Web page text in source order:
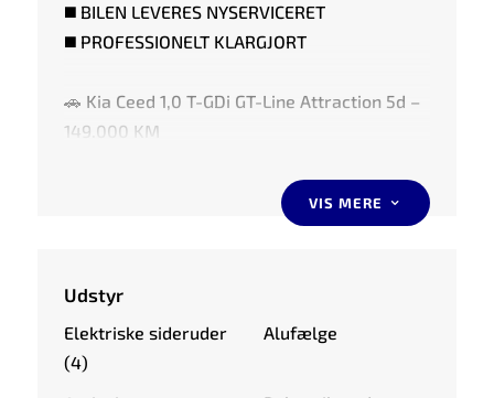
◼️ BILEN LEVERES NYSERVICERET
◼️ PROFESSIONELT KLARGJORT
🚗 Kia Ceed 1,0 T-GDi GT-Line Attraction 5d –
149.000 KM
⭐️ GT-LINE EKSTERIØR & KABINE
⭐️ NAVIGATION
⭐️ APPLE CARPLAY & ANDROID AUTO
VIS MERE 3
Udstyr
Elektriske sideruder
(4)
Alufælge